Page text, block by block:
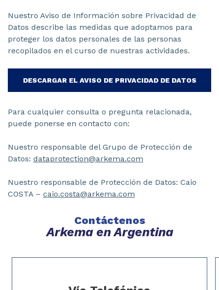
Nuestro Aviso de Información sobre Privacidad de
Datos describe las medidas que adoptamos para
proteger los datos personales de las personas
recopilados en el curso de nuestras actividades.
DESCARGAR EL AVISO DE PRIVACIDAD DE DATOS
Para cualquier consulta o pregunta relacionada,
puede ponerse en contacto con:
Nuestro responsable del Grupo de Protección de
Datos: dataprotection@arkema.com
Nuestro responsable de Protección de Datos: Caio
COSTA – caio.costa@arkema.com
Contáctenos
Arkema en Argentina
Slide 1 of 2